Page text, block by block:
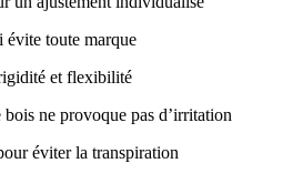
toute marque
et flexibilité
ne provoque pas d’irritation
éviter la transpiration